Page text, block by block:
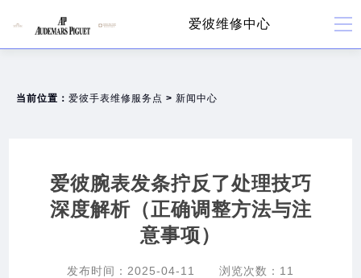
爱彼维修中心
当前位置： 爱彼手表维修服务点 > 新闻中心
爱彼腕表发条拧反了处理技巧
深度解析（正确调整方法与注
意事项）
发布时间： 2025-04-11 浏览次数： 11